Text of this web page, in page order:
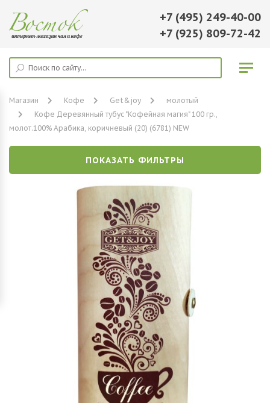
+7 (495) 249-40-00
+7 (925) 809-72-42
Магазин Кофе Get&joy
молотый
Кофе Деревянный тубус "Кофейная магия" 100 гр.,
молот.100% Арабика, коричневый (20) (6781) NEW
ПОКАЗАТЬ ФИЛЬТРЫ